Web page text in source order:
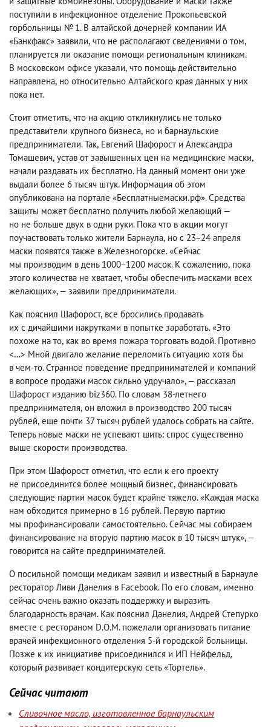
поступили в инфекционное отделение Прокопьевской
горбольницы № 1. В алтайской дочерней компании ИА
«Банкфакс» заявили, что не располагают сведениями о том,
планируется ли оказание помощи региональным клиникам.
В московском офисе указали, что помощь действительно
направлена, но относительно Алтайского края данных у них
пока нет.
Стоит отметить, что на акцию откликнулись не только
представители крупного бизнеса, но и барнаульские
предприниматели. Так, Евгений Шафорост и Александра
Томашевич, устав от завышенных цен на медицинские маски,
начали раздавать их бесплатно. На данный момент они уже
выдали более 6 тысяч штук. Информация об этом
опубликована на портале «Бесплатныемаски.рф». Средства
защиты может бесплатно получить любой желающий —
но не больше двух в одни руки. Пока что в акции могут
поучаствовать только жители Барнаула, но с 23−24 апреля
маски появятся также в Железногорске. «Сейчас
мы производим в день 1000−1200 масок. К сожалению, пока
этого количества не хватает, чтобы обеспечить масками всех
желающих», — заявили предприниматели.
Как пояснил Шафорост, все бросились продавать
их с дичайшими накрутками в попытке заработать. «Это
похоже на то, как во время пожара торговать водой. Противно
<…> Мной двигало желание переломить ситуацию хотя бы
в чем‑то. Странное поведение предпринимателей и компаний
в вопросе продажи масок сильно удручало», — рассказал
Шафорост изданию biz360. По словам 38-летнего
предпринимателя, он вложил в производство 200 тысяч
рублей, еще почти 37 тысяч рублей удалось собрать на сайте.
Теперь новые маски не успевают шить: спрос существенно
выше скорости производства.
При этом Шафорост отметил, что если к его проекту
не присоединится более мощный бизнес, финансировать
следующие партии масок будет крайне тяжело. «Каждая маска
нам обходится примерно в 16 рублей. Первую партию
мы профинансировали самостоятельно. Сейчас мы собираем
финансирование на вторую партию масок в 10 тысяч штук», —
говорится на сайте предпринимателей.
О посильной помощи медикам заявил и известный в Барнауле
ресторатор Ливи Данелия в Facebook. По его словам, именно
сейчас очень важно оказать поддержку и выразить
благодарность врачам. Как пояснил Данелия, Андрей Степурко
вместе с рестораном D.O.M. пожелали организовать питание
врачей инфекционного отделения 5-й городской больницы.
Позже к их инициативе присоединился и ИП Нейфельд,
который развивает кондитерскую сеть «Тортель».
Сейчас читают
Сливочное масло, изготовленное барнаульским